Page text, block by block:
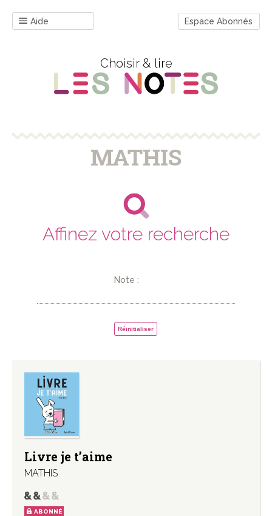
Aide Espace Abonnés
Choisir & lire
MATHIS
Affinez votre recherche
Note :
Réinitialiser
Livre je t’aime
MATHIS
ABONNÉ